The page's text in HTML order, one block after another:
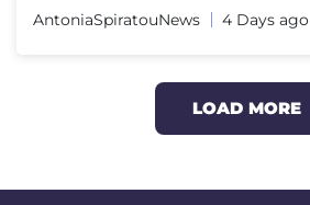
AntoniaSpiratouNews 4 Days ago
LOAD MORE